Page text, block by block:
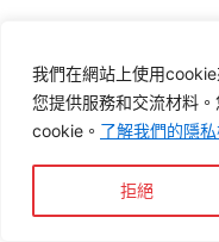
我們在網站上使用
您提供服務和交流材料
cookie。 了解我們的隱
拒絕